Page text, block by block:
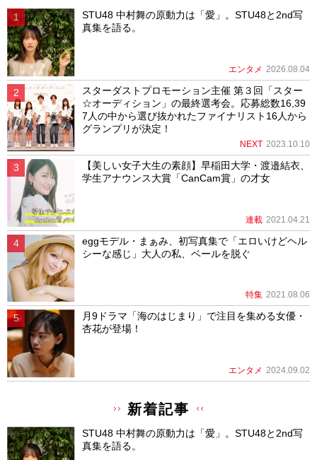
STU48 中村舞の原動力は「愛」。STU48と2nd写
真集を語る。
エンタメ 2026.08.04
スターダストプロモーション主催 第３回「スター
☆オーディション」の最終選考会。応募総数16,39
7人の中から選び抜かれたファイナリスト16人から
グランプリが決定！
NEXT 2023.10.10
【美しい女子大生の素顔】早稲田大学・渡邉結衣、
学生アナウンス大賞「CanCam賞」の才女
連載 2021.04.21
eggモデル・まぁみ、初写真集で「エロいけどヘル
シーな感じ」大人の私、ベールを脱ぐ
特集 2021.08.06
月9ドラマ「海のはじまり」で注目を集める女優・
杏花が登場！
エンタメ 2024.09.02
新着記事
STU48 中村舞の原動力は「愛」。STU48と2nd写
真集を語る。